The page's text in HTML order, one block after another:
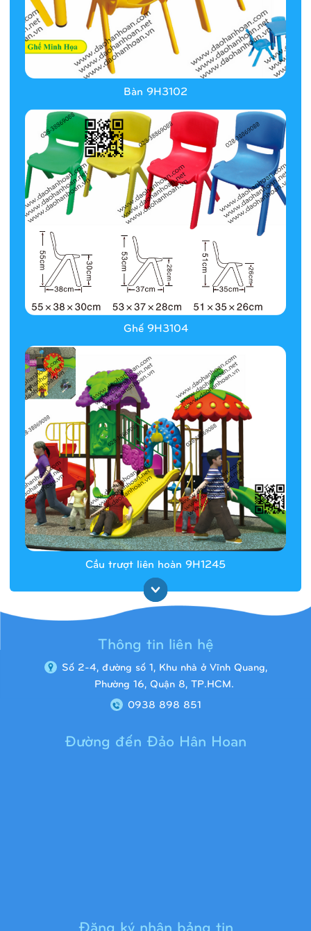
Bàn 9H3102
Ghế 9H3104
Cầu trượt liên hoàn 9H1245
Thông tin liên hệ
Số 2-4, đường số 1, Khu nhà ở Vĩnh Quang,
Phường 16, Quận 8, TP.HCM.
0938 898 851
Đường đến Đảo Hân Hoan
Đăng ký nhận bảng tin